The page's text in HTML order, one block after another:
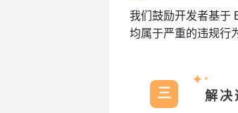
我们鼓励开发者基于
均属于严重的违规行
✦ ✦
三 解决